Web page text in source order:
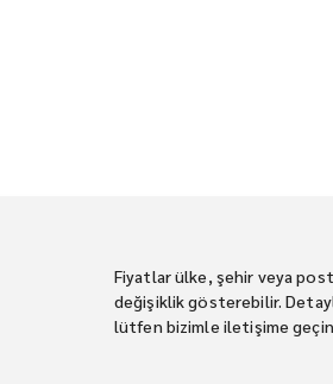
Fiyatlar ülke, şehir veya
değişiklik gösterebilir.
lütfen bizimle iletişime